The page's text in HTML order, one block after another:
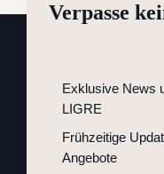
Verpasse
Exklusive News
LIGRE
Frühzeitige
Angebote